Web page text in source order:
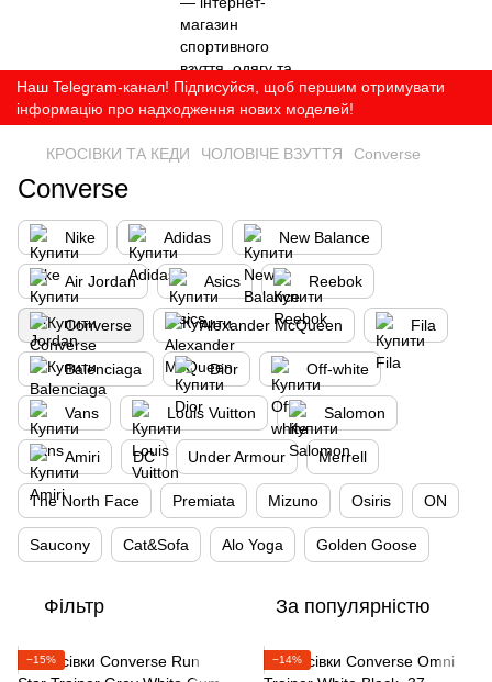
Наш Telegram-канал! Підписуйся, щоб першим отримувати
інформацію про надходження нових моделей!
КРОСІВКИ ТА КЕДИ ЧОЛОВІЧЕ ВЗУТТЯ Converse
Converse
Nike Adidas New Balance
Air Jordan Asics Reebok
Converse Alexander McQueen Fila
Balenciaga Dior Off-white
Vans Louis Vuitton Salomon
Amiri DC Under Armour Merrell
The North Face Premiata Mizuno Osiris ON
Saucony Cat&Sofa Alo Yoga Golden Goose
Фільтр За популярністю
−15% −14%